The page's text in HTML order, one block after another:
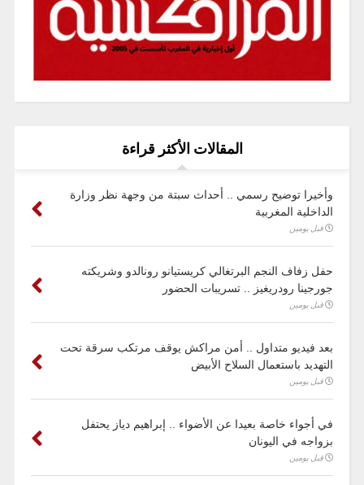
المقالات الأكثر قراءة
وأخيرا توضيح رسمي .. أحداث سبتة من وجهة نظر وزارة
الداخلية المغربية
قبل يومين
حفل زفاف النجم البرتغالي كريستيانو رونالدو وشريكته
جورجينا رودريغيز .. تسريبات الحضور
قبل يومين
بعد فيديو متداول .. أمن مراكش يوقف مرتكب سرقة تحت
التهديد باستعمال السلاح الأبيض
قبل يومين
في أجواء خاصة بعيدا عن الأضواء .. إبراهيم دياز يحتفل
بزواجه في اليونان
قبل يومين